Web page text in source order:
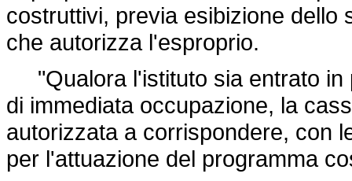
costruttivi, previa esibizione dello
che autorizza l'esproprio.
"Qualora l'istituto sia entrato in
di immediata occupazione, la
autorizzata a corrispondere, con
per l'attuazione del programma